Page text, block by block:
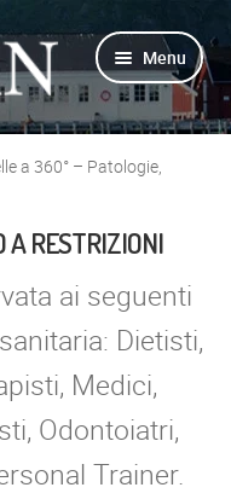
Menu
a 360° – Patologie,
A RESTRIZIONI
ai seguenti
Dietisti,
Medici,
Odontoiatri,
Trainer.